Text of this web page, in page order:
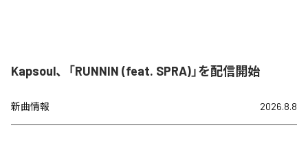
Kapsoul、「RUNNIN (feat. SPRA)」を配信開始
新曲情報 2026.8.8